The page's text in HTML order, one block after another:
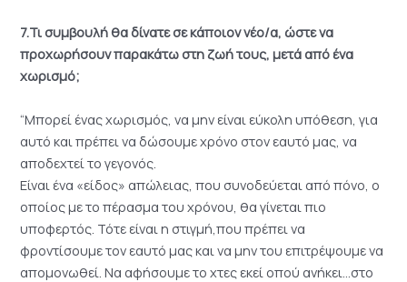
7.Τι συμβουλή θα δίνατε σε κάποιον νέο/α, ώστε να
προχωρήσουν παρακάτω στη ζωή τους, μετά από ένα
χωρισμό;
“Μπορεί ένας χωρισμός, να μην είναι εύκολη υπόθεση, για
αυτό και πρέπει να δώσουμε χρόνο στον εαυτό μας, να
αποδεχτεί το γεγονός.
Είναι ένα «είδος» απώλειας, που συνοδεύεται από πόνο, ο
οποίος με το πέρασμα του χρόνου, θα γίνεται πιο
υποφερτός. Τότε είναι η στιγμή,που πρέπει να
φροντίσουμε τον εαυτό μας και να μην του επιτρέψουμε να
απομονωθεί. Να αφήσουμε το χτες εκεί οπού ανήκει…στο